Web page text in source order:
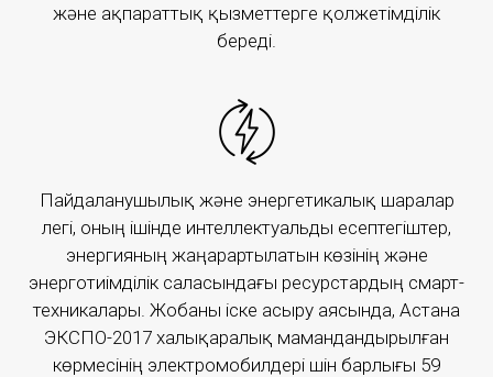
және ақпараттық қызметтерге қолжетімділік
береді.
Пайдаланушылық және энергетикалық шаралар
легі, оның ішінде интеллектуальды есептегіштер,
энергияның жаңарартылатын көзінің және
энерготиімділік саласындағы ресурстардың смарт-
техникалары. Жобаны іске асыру аясында, Астана
ЭКСПО-2017 халықаралық мамандандырылған
көрмесінің электромобилдері үшін барлығы 59
ЭДТ АБЖ – бұл теміржол көлігі саласындағы
электроэнергия және дизель отынын тұтынуды
процестерді кешенді автоматтандыру және
ақпараттық қолдау.
Толығырақ